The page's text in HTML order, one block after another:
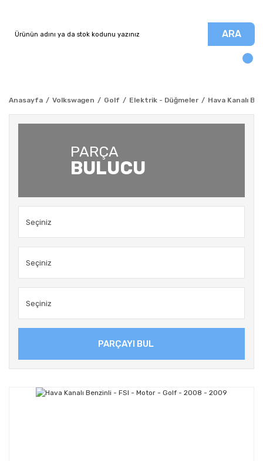
ARA
Anasayfa Volkswagen Golf Elektrik - Düğmeler Hava Kanalı
PARÇA
BULUCU
PARÇAYI BUL